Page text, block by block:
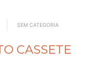
SEM CATEGORIA
CASSETE